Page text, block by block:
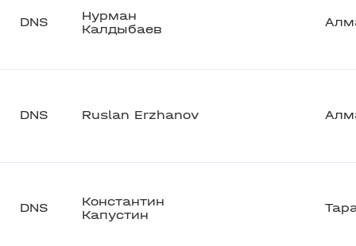
DNS
Нурман
Калдыбаев
DNS Ruslan Erzhanov
DNS
Константин
Капустин